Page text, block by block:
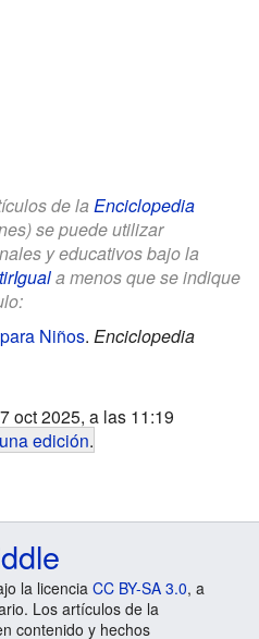
de la Enciclopedia
se puede utilizar
y educativos bajo la
a menos que se indique
Niños. Enciclopedia
oct 2025, a las 11:19
edición.
la licencia CC BY-SA 3.0, a
Los artículos de la
contenido y hechos